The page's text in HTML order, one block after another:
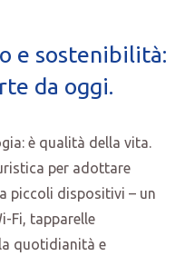
e sostenibilità:
da oggi.
è qualità della vita.
per adottare
piccoli dispositivi – un
Fi, tapparelle
quotidianità e